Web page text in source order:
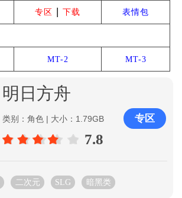
专区 | 下载 表情包
MT-2 MT-3
明日方舟
类别：角色 | 大小：1.79GB
7.8
专区
二次元 SLG 暗黑类